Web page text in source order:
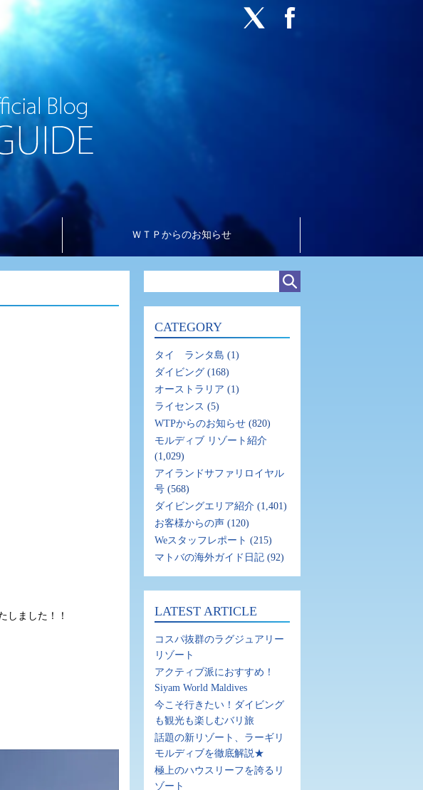
ＷＴＰからのお知らせ
しました！！
CATEGORY
タイ ランタ島 (1)
ダイビング (168)
オーストラリア (1)
ライセンス (5)
WTPからのお知らせ (820)
モルディブ リゾート紹介
(1,029)
アイランドサファリロイヤル
号 (568)
ダイビングエリア紹介 (1,401)
お客様からの声 (120)
Weスタッフレポート (215)
マトバの海外ガイド日記 (92)
LATEST ARTICLE
コスパ抜群のラグジュアリー
リゾート
アクティブ派におすすめ！
Siyam World Maldives
今こそ行きたい！ダイビング
も観光も楽しむバリ旅
話題の新リゾート、ラーギリ
モルディブを徹底解説★
極上のハウスリーフを誇るリ
ゾート